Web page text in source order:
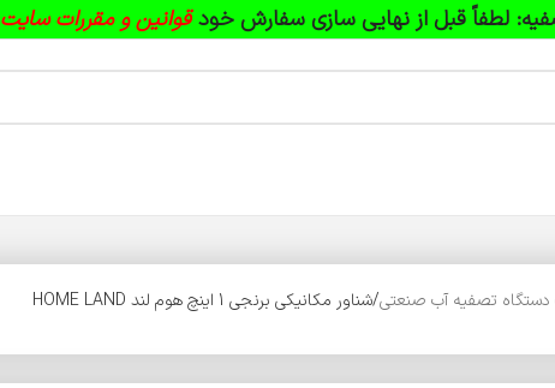
لطفاً قبل از نهایی سازی سفارش خودقوانین و مقررات سایت
تصفیه آب صنعتی شناور مکانیکی برنجی 1 اینچ هوم لند HOME LAND